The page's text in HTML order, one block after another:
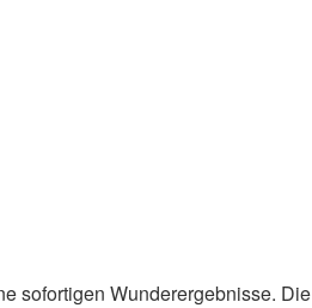
sofortigen Wunderergebnisse. Die